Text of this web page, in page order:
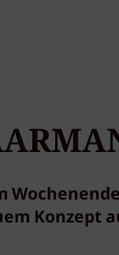
Konzept